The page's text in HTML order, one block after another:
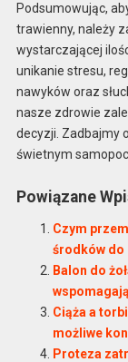
Podsumowując,
trawienny, należy
wystarczającej
unikanie stresu,
nawyków oraz
nasze zdrowie
decyzji. Zadbajmy
świetnym
Powiązane
Czym
środków do
Balon do
Ciąża a
możliwe
Proteza